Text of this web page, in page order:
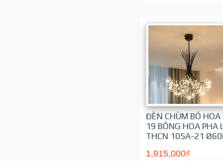
ĐÈN CHÙM BÓ HOA
19 BÔNG HOA PHA
THCN 105A-21
1,915,000₫